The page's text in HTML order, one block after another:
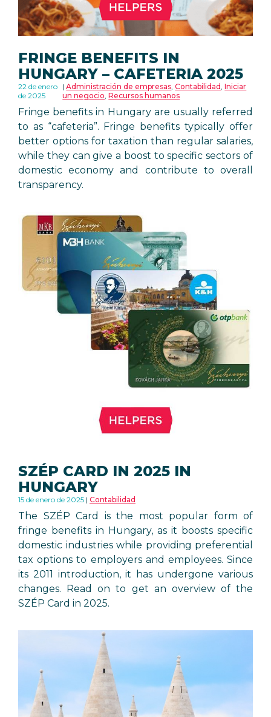
FRINGE BENEFITS IN
HUNGARY – CAFETERIA 2025
22 de enero
de 2025
Administración de empresas,Contabilidad,Iniciar
un negocio,Recursos humanos
Fringe benefits in Hungary are usually referred
to as “cafeteria”. Fringe benefits typically offer
better options for taxation than regular salaries,
while they can give a boost to specific sectors of
domestic economy and contribute to overall
transparency.
SZÉP CARD IN 2025 IN
HUNGARY
15 de enero de 2025 Contabilidad
The SZÉP Card is the most popular form of
fringe benefits in Hungary, as it boosts specific
domestic industries while providing preferential
tax options to employers and employees. Since
its 2011 introduction, it has undergone various
changes. Read on to get an overview of the
SZÉP Card in 2025.